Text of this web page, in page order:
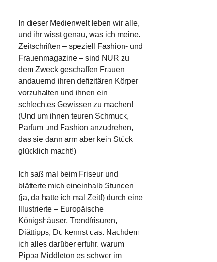
In dieser Medienwelt leben wir alle,
und ihr wisst genau, was ich meine.
Zeitschriften – speziell Fashion- und
Frauenmagazine – sind NUR zu
dem Zweck geschaffen Frauen
andauernd ihren defizitären Körper
vorzuhalten und ihnen ein
schlechtes Gewissen zu machen!
(Und um ihnen teuren Schmuck,
Parfum und Fashion anzudrehen,
das sie dann arm aber kein Stück
glücklich macht!)
Ich saß mal beim Friseur und
blätterte mich eineinhalb Stunden
(ja, da hatte ich mal Zeit!) durch eine
Illustrierte – Europäische
Königshäuser, Trendfrisuren,
Diättipps, Du kennst das. Nachdem
ich alles darüber erfuhr, warum
Pippa Middleton es schwer im